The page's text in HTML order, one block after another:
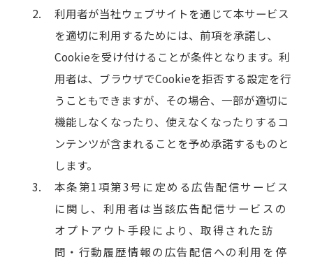
利用者が当社ウェブサイトを通じて本サービス
を適切に利用するためには、前項を承諾し、
Cookieを受け付けることが条件となります。利
用者は、ブラウザでCookieを拒否する設定を行
うこともできますが、その場合、一部が適切に
機能しなくなったり、使えなくなったりするコ
ンテンツが含まれることを予め承諾するものと
します。
本条第1項第3号に定める広告配信サービス
に関し、利用者は当該広告配信サービスの
オプトアウト手段により、取得された訪
問・行動履歴情報の広告配信への利用を停